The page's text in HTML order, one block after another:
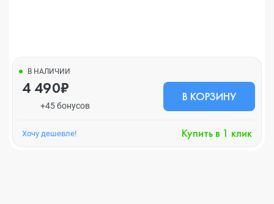
В НАЛИЧИИ
4 490₽
+45 бонусов
В КОРЗИНУ
Хочу дешевле! Купить в 1 клик